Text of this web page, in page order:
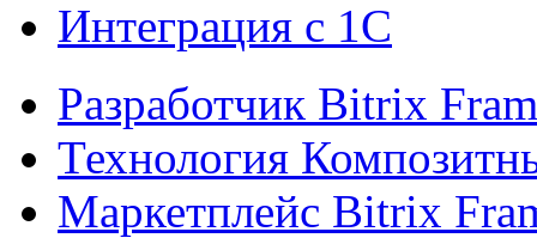
Интеграция с 1С
Разработчик Bitrix
Технология
Маркетплейс Bitrix